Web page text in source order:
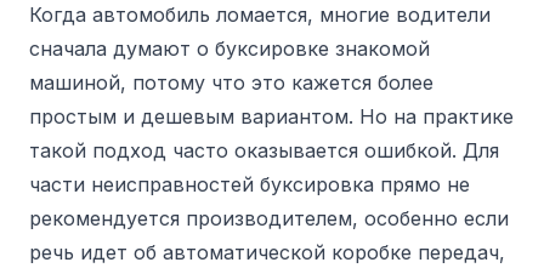
Когда автомобиль ломается, многие водители
сначала думают о буксировке знакомой
машиной, потому что это кажется более
простым и дешевым вариантом. Но на практике
такой подход часто оказывается ошибкой. Для
части неисправностей буксировка прямо не
рекомендуется производителем, особенно если
речь идет об автоматической коробке передач,